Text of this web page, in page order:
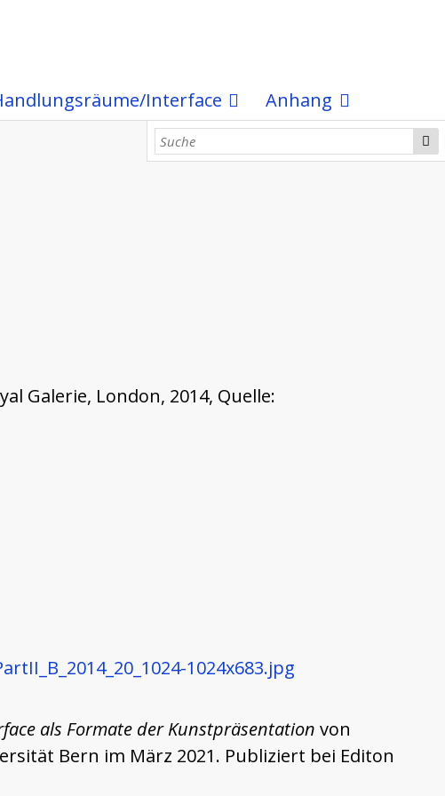
Interface Anhang
Galerie, London, 2014, Quelle:
1024x683.jpg
als Formate der Kunstpräsentation von
Bern im März 2021. Publiziert bei Editon